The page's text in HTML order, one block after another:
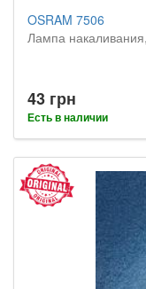
OSRAM 7506
Лампа
43 грн
Есть в наличии